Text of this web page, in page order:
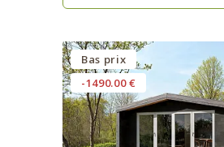
Bas prix
-1490.00 €